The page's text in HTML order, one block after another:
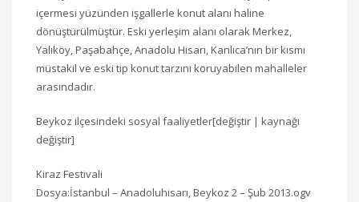
içermesi yüzünden işgallerle konut alanı haline
dönüştürülmüştür. Eski yerleşim alanı olarak Merkez,
Yalıköy, Paşabahçe, Anadolu Hisarı, Kanlıca’nın bir kısmı
müstakil ve eski tip konut tarzını koruyabilen mahalleler
arasındadır.
Beykoz ilçesindeki sosyal faaliyetler[değiştir | kaynağı
değiştir]
Kiraz Festivali
Dosya:İstanbul – Anadoluhisarı, Beykoz 2 – Şub 2013.ogv